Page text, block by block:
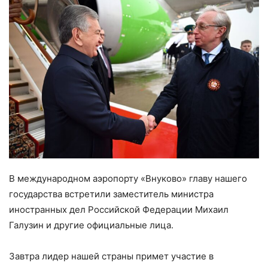
В международном аэропорту «Внуково» главу нашего
государства встретили заместитель министра
иностранных дел Российской Федерации Михаил
Галузин и другие официальные лица.
Завтра лидер нашей страны примет участие в